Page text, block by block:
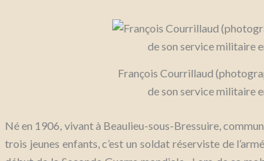
François Courrillaud
de son service militaire
Né en 1906, vivant à Beaulieu-sous-Bressuire,
trois jeunes enfants, c’est un soldat réserviste de